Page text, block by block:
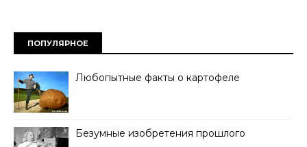
ПОПУЛЯРНОЕ
Любопытные факты о картофеле
Безумные изобретения прошлого